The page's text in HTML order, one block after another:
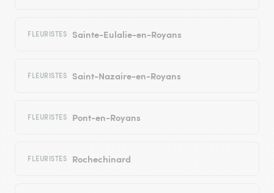
FLEURISTES Sainte-Eulalie-en-Royans
FLEURISTES Saint-Nazaire-en-Royans
FLEURISTES Pont-en-Royans
FLEURISTES Rochechinard